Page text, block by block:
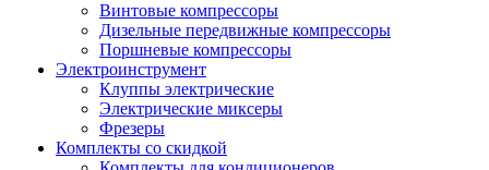
Винтовые компрессоры
Дизельные передвижные компрессоры
Поршневые компрессоры
Электроинструмент
Клуппы электрические
Электрические миксеры
Фрезеры
Комплекты со скидкой